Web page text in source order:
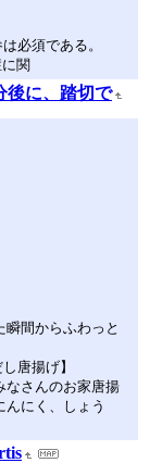
必須である。
関
後に、踏切で
間からふわっと
唐揚げ】
なさんのお家唐揚
にく、しょう